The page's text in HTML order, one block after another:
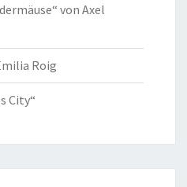
von Axel
Roig
City“